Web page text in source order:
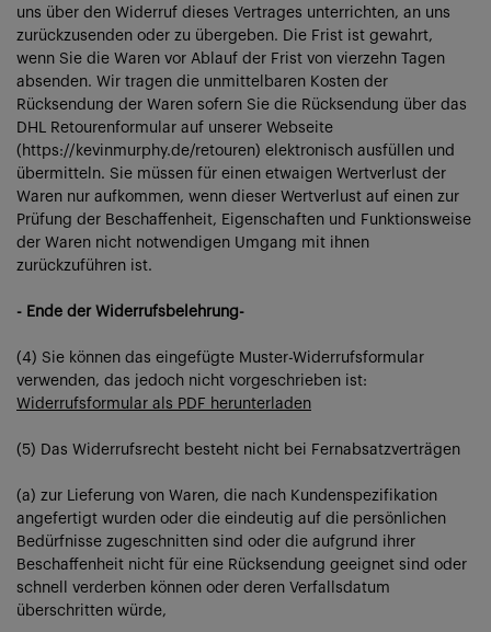
uns über den Widerruf dieses Vertrages unterrichten, an uns
zurückzusenden oder zu übergeben. Die Frist ist gewahrt,
wenn Sie die Waren vor Ablauf der Frist von vierzehn Tagen
absenden. Wir tragen die unmittelbaren Kosten der
Rücksendung der Waren sofern Sie die Rücksendung über das
DHL Retourenformular auf unserer Webseite
(https://kevinmurphy.de/retouren) elektronisch ausfüllen und
übermitteln. Sie müssen für einen etwaigen Wertverlust der
Waren nur aufkommen, wenn dieser Wertverlust auf einen zur
Prüfung der Beschaffenheit, Eigenschaften und Funktionsweise
der Waren nicht notwendigen Umgang mit ihnen
zurückzuführen ist.
- Ende der Widerrufsbelehrung-
(4) Sie können das eingefügte Muster-Widerrufsformular
verwenden, das jedoch nicht vorgeschrieben ist:
Widerrufsformular als PDF herunterladen
(5) Das Widerrufsrecht besteht nicht bei Fernabsatzverträgen
(a) zur Lieferung von Waren, die nach Kundenspezifikation
angefertigt wurden oder die eindeutig auf die persönlichen
Bedürfnisse zugeschnitten sind oder die aufgrund ihrer
Beschaffenheit nicht für eine Rücksendung geeignet sind oder
schnell verderben können oder deren Verfallsdatum
überschritten würde,